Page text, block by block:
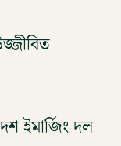
ইমার্জিং দল